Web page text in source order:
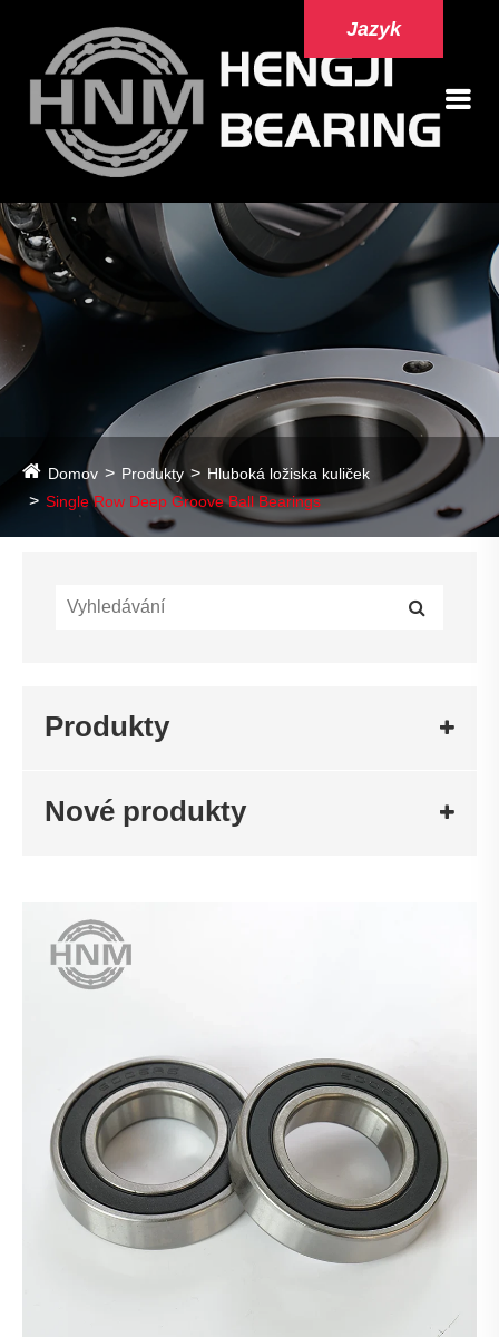
Jazyk
Domov Produkty
Hluboká ložiska kuliček
Single Row Deep Groove Ball Bearings
Produkty
Nové produkty